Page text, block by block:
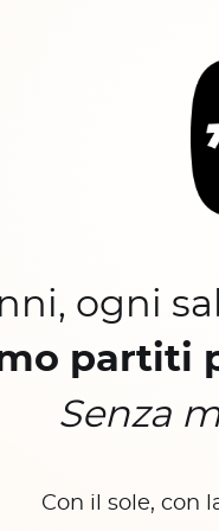
ogni
partiti
Senza
Con il sole, con